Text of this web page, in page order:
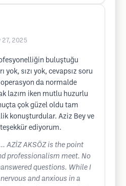
27, 2025
buluştuğu
yok, sızı yok, cevapsız soru
da normalde
lazım iken mutlu huzurlu
çok güzel oldu tam
konuşturdular. Aziz Bey ve
ediyorum.
AZİZ AKSÖZ is the point
professionalism meet. No
questions. While I
and anxious in a